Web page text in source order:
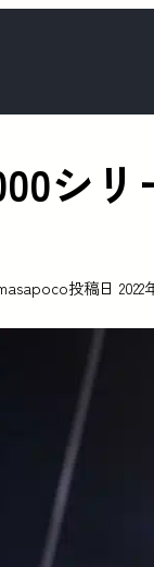
シ
投稿日 2022